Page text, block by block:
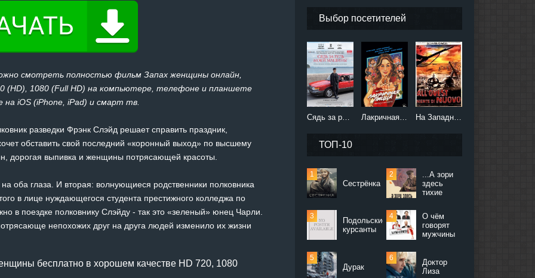
смотреть полностью фильм Запах женщины онлайн,
(HD), 1080 (Full HD) на компьютере, телефоне и планшете
на iOS (iPhone, iPad) и смарт тв.
разведки Фрэнк Слэйд решает справить праздник,
обставить свой последний «коронный выход» по высшему
дорогая выпивка и женщины потрясающей красоты.
оба глаза. И вторая: волнующиеся родственники полковника
в лице нуждающегося студента престижного колледжа по
в поездке полковнику Слэйду - так это «зеленый» юнец Чарли.
непохожих друг на друга людей изменило их жизни
бесплатно в хорошем качестве HD 720, 1080
Выбор посетителей
Сядь за руль моей машины (2021) Лакричная пицца (2021) На Западном фронте без перемен (2022)
ТОП-10
Сестрёнка
...А зори
здесь
тихие
Подольские
курсанты
О чём
говорят
мужчины
Дурак
Доктор
Лиза